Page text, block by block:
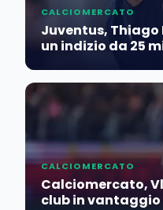
CALCIOMERCATO
Juventus,
un indizio da 25
CALCIOMERCATO
Calciomercato,
club in vantaggio